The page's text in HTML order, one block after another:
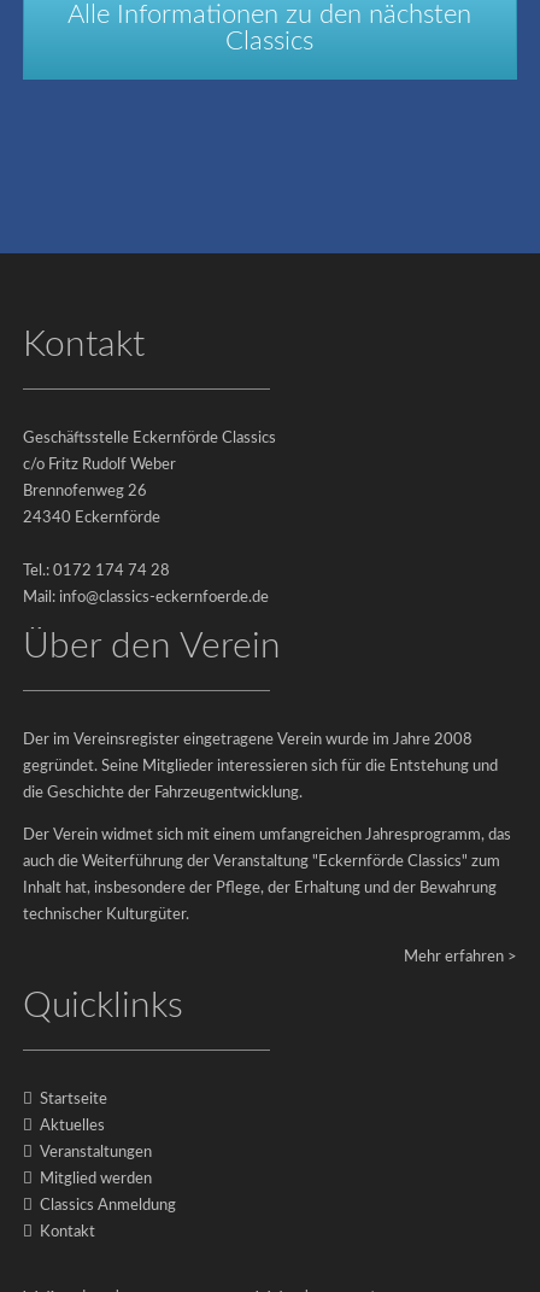
|
2026
-
Eckernförde
e.V.
Kontakt
Impressum
|
Datenschutz
©
Alle Informationen zu den nächsten
Classics
Kontakt
Geschäftsstelle Eckernförde Classics
c/o Fritz Rudolf Weber
Brennofenweg 26
24340 Eckernförde
Tel.: 0172 174 74 28
Mail: info@classics-eckernfoerde.de
Über den Verein
Der im Vereinsregister eingetragene Verein wurde im Jahre 2008
gegründet. Seine Mitglieder interessieren sich für die Entstehung und
die Geschichte der Fahrzeugentwicklung.
Der Verein widmet sich mit einem umfangreichen Jahresprogramm, das
auch die Weiterführung der Veranstaltung "Eckernförde Classics" zum
Inhalt hat, insbesondere der Pflege, der Erhaltung und der Bewahrung
technischer Kulturgüter.
Mehr erfahren >
Quicklinks
Startseite
Aktuelles
Veranstaltungen
Mitglied werden
Classics Anmeldung
Kontakt